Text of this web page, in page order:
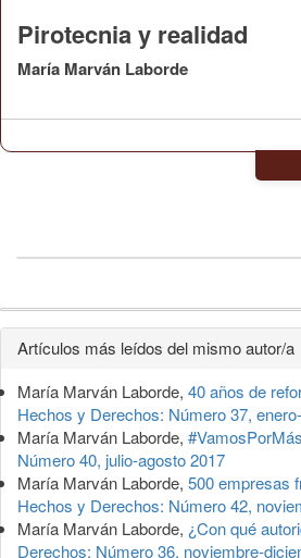
Pirotecnia y realidad
María Marván Laborde
Detalles
del
artículo
Artículos más leídos del mismo autor/a
María Marván Laborde, 40 años de
Hechos y Derechos: Número 37,
María Marván Laborde, #VamosPorMás
Número 40, julio-agosto 2017
María Marván Laborde, 500 empresas
Hechos y Derechos: Número 42,
María Marván Laborde, ¿Con qué
Derechos: Número 36, noviembre-